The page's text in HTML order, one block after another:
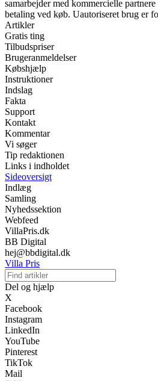
samarbejder med kommercielle
betaling ved køb. Uautoriseret brug er
Artikler
Gratis ting
Tilbudspriser
Brugeranmeldelser
Købshjælp
Instruktioner
Indslag
Fakta
Support
Kontakt
Kommentar
Vi søger
Tip redaktionen
Links i indholdet
Sideoversigt
Indlæg
Samling
Nyhedssektion
Webfeed
VillaPris.dk
BB Digital
hej@bbdigital.dk
Villa Pris
Del og hjælp
X
Facebook
Instagram
LinkedIn
YouTube
Pinterest
TikTok
Mail